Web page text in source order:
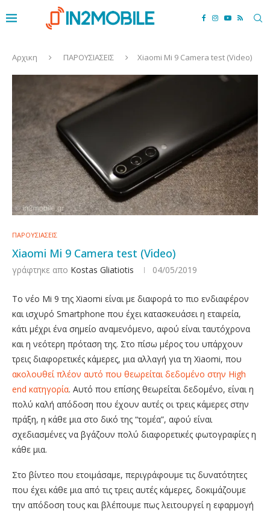
Αρχικη ΠΑΡΟΥΣΙΑΣΕΙΣ Xiaomi Mi 9 Camera test (Video)
ΠΑΡΟΥΣΙΑΣΕΙΣ
Xiaomi Mi 9 Camera test (Video)
γράφτηκε απο Kostas Gliatiotis 04/05/2019
Το νέο Mi 9 της Xiaomi είναι με διαφορά το πιο ενδιαφέρον
και ισχυρό Smartphone που έχει κατασκευάσει η εταιρεία,
κάτι μέχρι ένα σημείο αναμενόμενο, αφού είναι ταυτόχρονα
και η νεότερη πρόταση της. Στο πίσω μέρος του υπάρχουν
τρεις διαφορετικές κάμερες, μια αλλαγή για τη Xiaomi, που
ακολουθεί πλέον αυτό που θεωρείται δεδομένο στην High
end κατηγορία. Αυτό που επίσης θεωρείται δεδομένο, είναι η
πολύ καλή απόδοση που έχουν αυτές οι τρεις κάμερες στην
πράξη, η κάθε μια στο δικό της “τομέα”, αφού είναι
σχεδιασμένες να βγάζουν πολύ διαφορετικές φωτογραφίες η
κάθε μια.
Στο βίντεο που ετοιμάσαμε, περιγράφουμε τις δυνατότητες
που έχει κάθε μια από τις τρεις αυτές κάμερες, δοκιμάζουμε
την απόδοση τους και βλέπουμε πως λειτουργεί η εφαρμογή